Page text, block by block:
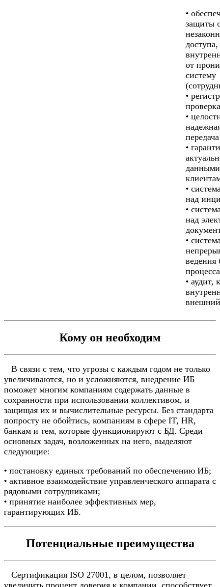
•
защиты
от
систему
•
•
•
•
над
•
над
•
ведения
• аудит,
Кому он необходим
В связи с тем, что угрозы с каждым годом не только
увеличиваются, но и усложняются, внедрение ИБ
поможет многим компаниям содержать данные в
сохранности при использовании коллективом, и
защищая их и вычислительные ресурсы. Без стандарта
попросту не обойтись, компаниям в сфере IT, HR,
банкам и тем, которые функционируют с БД. Среди
основных задач, возложенных на него, выделяют
следующие:
• постановку единых требований по обеспечению ИБ;
• активное взаимодействие управленческого аппарата с
рядовыми сотрудниками;
• принятие наиболее эффективных мер,
гарантирующих ИБ.
Потенциальные преимущества
Сертификация ISO 27001, в целом, позволяет
увеличить процент доверия к компании, способствует